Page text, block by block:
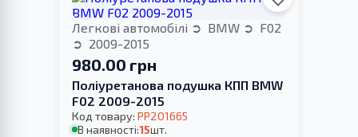
Легкові автомобілі BMW
F02
2009-2015
980.00 грн
Поліуретанова подушка КПП BMW
F02 2009-2015
Код товару: PP201665
В наявності:15шт.